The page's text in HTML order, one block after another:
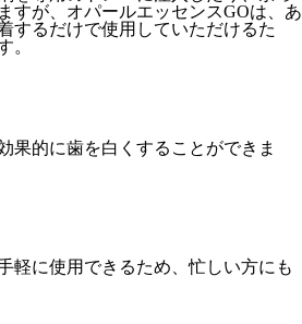
すが、オパールエッセンスGOは、あ
するだけで使用していただけるた
。
果的に歯を白くすることができま
軽に使用できるため、忙しい方にも